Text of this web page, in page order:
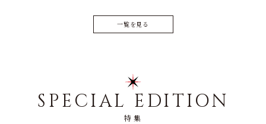
一覧を見る
SPECIAL EDITION
特集